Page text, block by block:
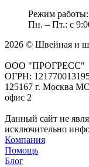
Режим работы:
Пн. – Пт.: с
2026 © Швейная и
ООО "ПРОГРЕСС"
ОГРН:
125167 г. Москва
офис 2
Данный сайт не
исключительно
Компания
Помощь
Блог